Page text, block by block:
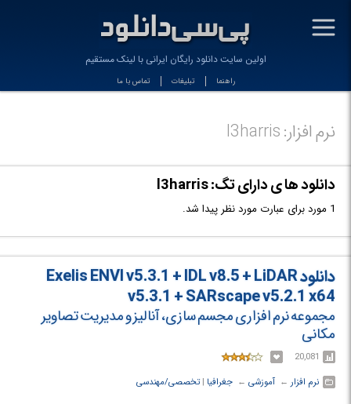
-
اولین سایت دانلود رایگان ایرانی با لینک مستقیم
راهنما تبلیغات تماس با ما
نرم افزار: l3harris
دانلود ها ی دارای تگ: l3harris
1 مورد برای عبارت مورد نظر پیدا شد.
دانلود Exelis ENVI v5.3.1 + IDL v8.5 + LiDAR
v5.3.1 + SARscape v5.2.1 x64
مجموعه نرم افزاری مجسم سازی، آنالیز و مدیریت تصاویر
مکانی
20,081
نرم افزار ← ‏ آموزشی ← ‏ جغرافیا ‏|تخصصی/مهندسی